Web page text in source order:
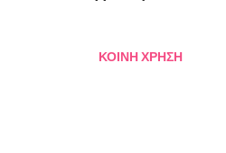
ΚΟΙΝΉ ΧΡΉΣΗ